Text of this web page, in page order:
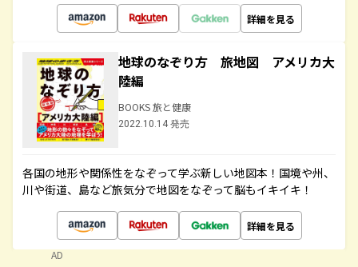
詳細を見る
地球のなぞり方 旅地図 アメリカ大
陸編
BOOKS 旅と健康
2022.10.14 発売
各国の地形や関係性をなぞって学ぶ新しい地図本！国境や州、
川や街道、島など旅気分で地図をなぞって脳もイキイキ！
詳細を見る
AD